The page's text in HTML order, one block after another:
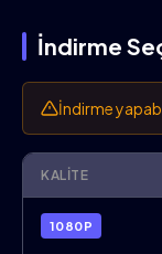
İndirme
İndirme
KALITE
1080P